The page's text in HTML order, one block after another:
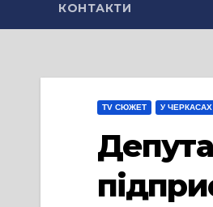
КОНТАКТИ
TV СЮЖЕТ У ЧЕРКАСАХ